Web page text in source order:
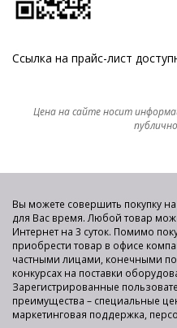
Ссылка на прайс-лист
Цена на сайте носит
Вы можете совершить покупку
для Вас время. Любой товар
Интернет на 3 суток. Помимо
приобрести товар в офисе
частными лицами, конечными
конкурсах на поставки
Зарегистрированные
преимущества – специальные
маркетинговая поддержка,